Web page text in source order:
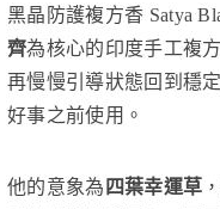
黑晶防護複方香 Satya
齊為核心的印度手工複
再慢慢引導狀態回到穩
好事之前使用。
他的意象為 四葉幸運草